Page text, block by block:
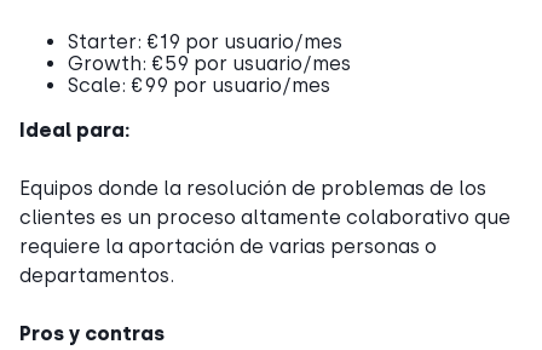
Starter: €19 por usuario/mes
Growth: €59 por usuario/mes
Scale: €99 por usuario/mes
Ideal para:
Equipos donde la resolución de problemas de los
clientes es un proceso altamente colaborativo que
requiere la aportación de varias personas o
departamentos.
Pros y contras